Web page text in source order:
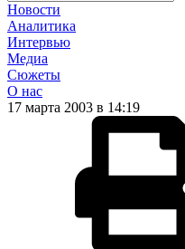
Новости
Аналитика
Интервью
Медиа
Сюжеты
О нас
17 марта 2003 в 14:19